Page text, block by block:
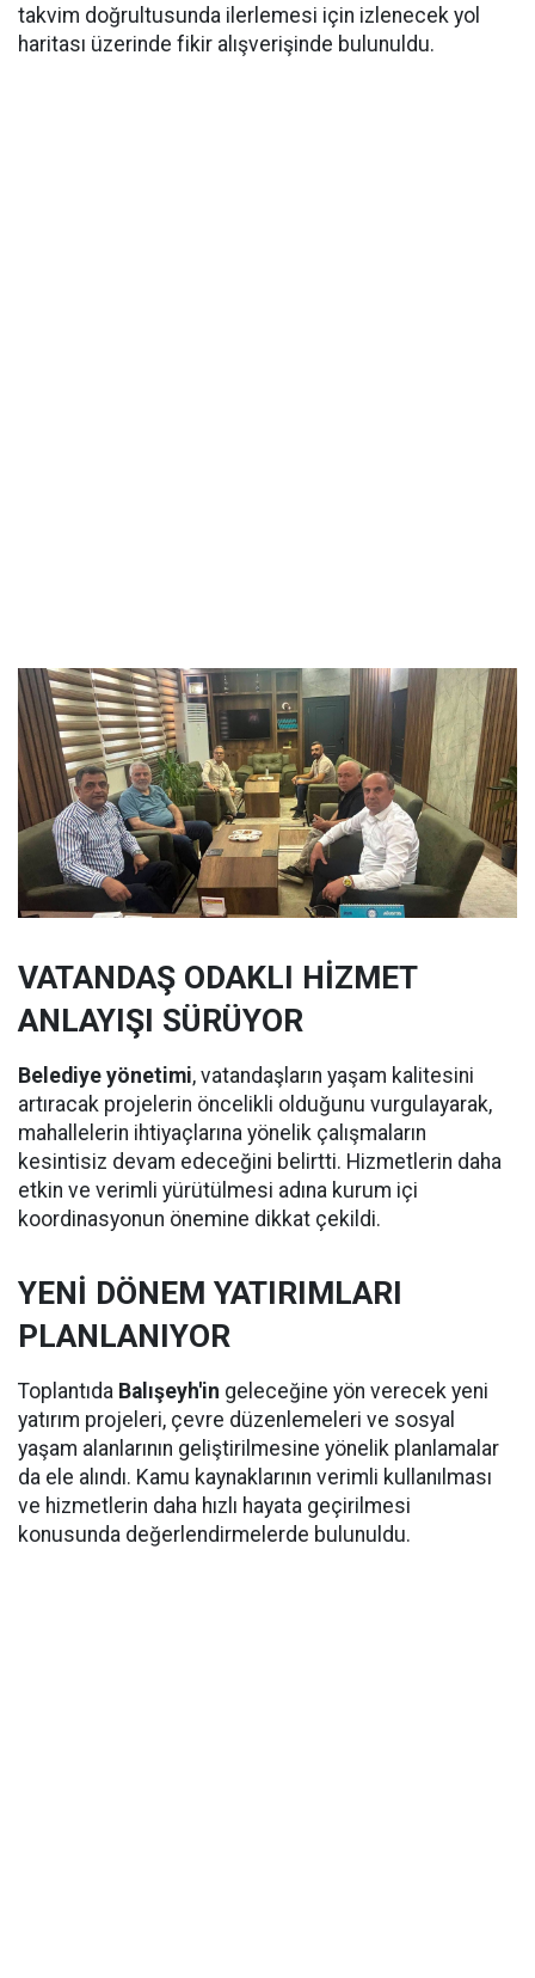
takvim doğrultusunda ilerlemesi için izlenecek yol
haritası üzerinde fikir alışverişinde bulunuldu.
VATANDAŞ ODAKLI HİZMET
ANLAYIŞI SÜRÜYOR
Belediye yönetimi, vatandaşların yaşam kalitesini
artıracak projelerin öncelikli olduğunu vurgulayarak,
mahallelerin ihtiyaçlarına yönelik çalışmaların
kesintisiz devam edeceğini belirtti. Hizmetlerin daha
etkin ve verimli yürütülmesi adına kurum içi
koordinasyonun önemine dikkat çekildi.
YENİ DÖNEM YATIRIMLARI
PLANLANIYOR
Toplantıda Balışeyh'in geleceğine yön verecek yeni
yatırım projeleri, çevre düzenlemeleri ve sosyal
yaşam alanlarının geliştirilmesine yönelik planlamalar
da ele alındı. Kamu kaynaklarının verimli kullanılması
ve hizmetlerin daha hızlı hayata geçirilmesi
konusunda değerlendirmelerde bulunuldu.